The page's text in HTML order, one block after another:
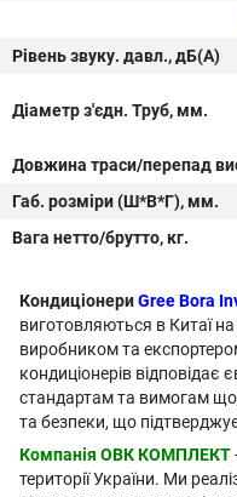
Рівень звуку. давл., дБ(А)
Діаметр з'єдн. Труб, мм.
Довжина траси/перепад
Габ. розміри (Ш*В*Г), мм.
Вага нетто/брутто, кг.
КондиціонериGree Bora
виготовляються в Китаї на
виробником та
кондиціонерів
стандартам та вимогам
та безпеки, що
Компанія ОВК КОМПЛЕКТ
території України. Ми